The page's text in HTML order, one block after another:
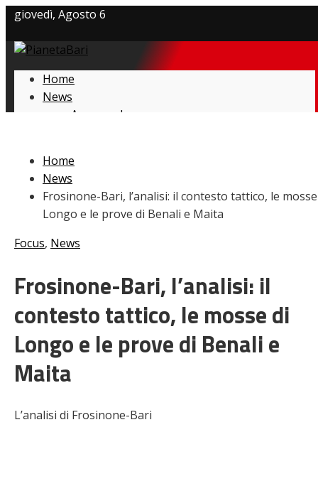
giovedì, Agosto 6
Privacy policy
Cookie Policy
Home
News
Amarcord
Giovanili
Le pagelle
Interviste
Focus
Calciomercato
Video
Home
News
Frosinone-Bari, l’analisi: il contesto tattico, le
Longo e le prove di Benali e Maita
Focus, News
Frosinone-Bari, l’analisi: il
contesto tattico, le mosse di
Longo e le prove di Benali e
Maita
L’analisi di Frosinone-Bari